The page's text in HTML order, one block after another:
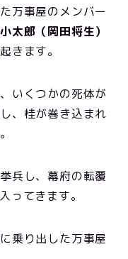
万事屋のメンバー
太郎（岡田将生）
きます。
いくつかの死体が
、桂が巻き込まれ
兵し、幕府の転覆
ってきます。
乗り出した万事屋